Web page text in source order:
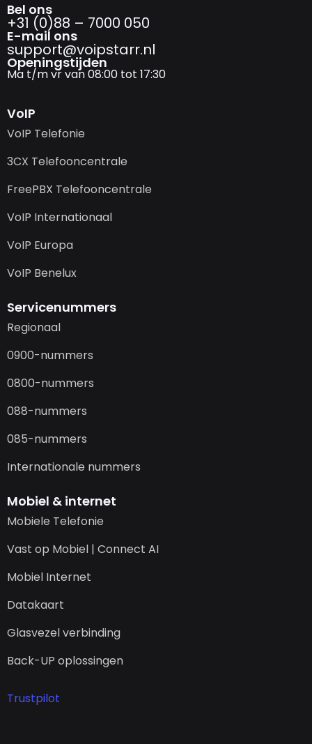
Bel ons
+31 (0)88 – 7000 050
E-mail ons
support@­voipstarr.nl
Openingstijden
Ma t/m vr van 08:00 tot 17:30
VoIP
VoIP Telefonie
3CX Telefooncentrale
FreePBX Telefooncentrale
VoIP Internationaal
VoIP Europa
VoIP Benelux
Servicenummers
Regionaal
0900-nummers
0800-nummers
088-nummers
085-nummers
Internationale nummers
Mobiel & internet
Mobiele Telefonie
Vast op Mobiel | Connect AI
Mobiel Internet
Datakaart
Glasvezel verbinding
Back-UP oplossingen
Trustpilot